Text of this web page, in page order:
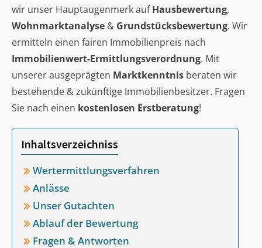
wir unser Hauptaugenmerk aufHausbewertung,
Wohnmarktanalyse & Grundstücksbewertung. Wir
ermitteln einen fairen Immobilienpreis nach
Immobilienwert-Ermittlungsverordnung. Mit
unserer ausgeprägten Marktkenntnis beraten wir
bestehende & zukünftige Immobilienbesitzer. Fragen
Sie nach einen kostenlosen Erstberatung!
Inhaltsverzeichniss
Wertermittlungsverfahren
Anlässe
Unser Gutachten
Ablauf der Bewertung
Fragen & Antworten